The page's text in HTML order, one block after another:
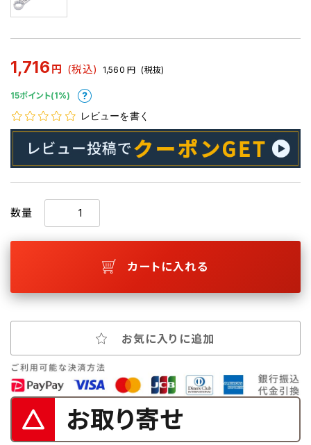
1,716 円 (税込) 1,560 円 (税抜)
15ポイント(1%)
レビューを書く
数量
カートに入れる
お気に入りに追加
お取り寄せ